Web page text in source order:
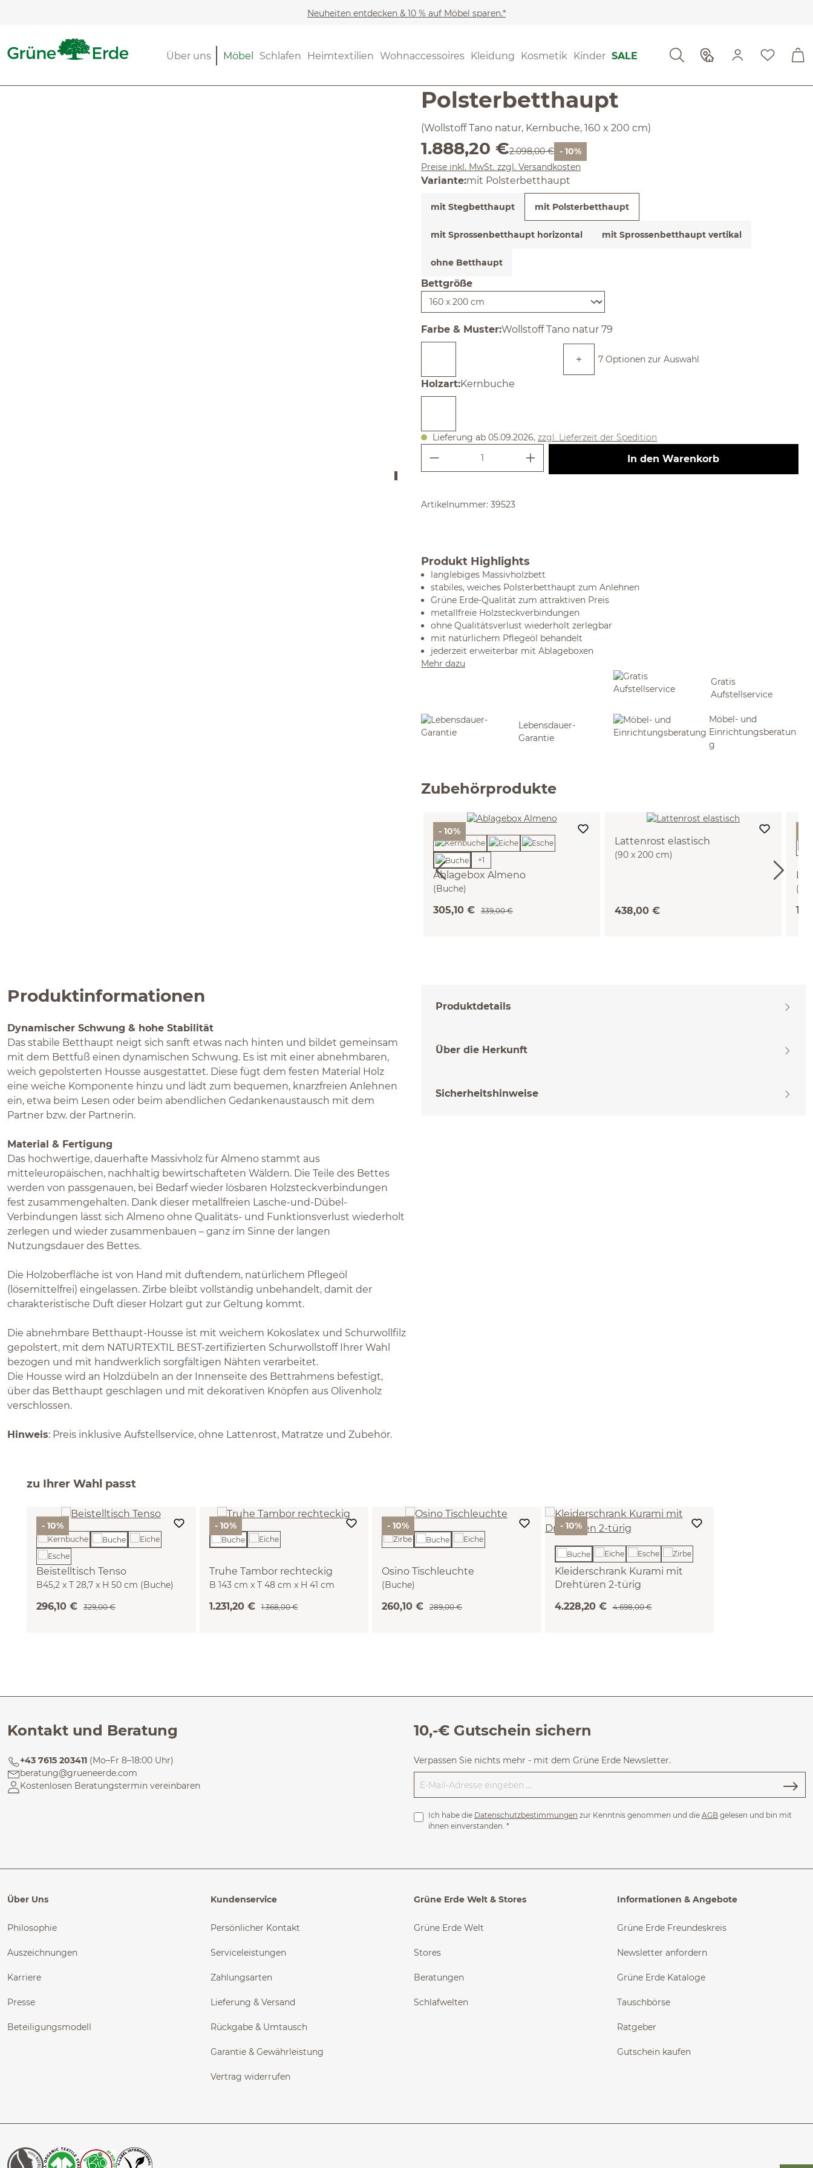
Neuheiten entdecken & 10 % auf Möbel sparen.*
Möbel Schlafen Heimtextilien Wohnaccessoires Kleidung Kosmetik Kinder SALE
Über uns (4.79) 28 Bewertungen
Polsterbetthaupt
(Wollstoff Tano natur, Kernbuche, 160 x 200 cm)
Verkaufspreis:
1.888,20 €Regulärer Preis:
2.098,00 € - 10%
Preise inkl. MwSt. zzgl. Versandkosten
Variante:mit Polsterbetthaupt
mit Stegbetthaupt mit Polsterbetthaupt
mit Sprossenbetthaupt horizontal mit Sprossenbetthaupt vertikal
ohne Betthaupt
Bettgröße
auswählen
Farbe & Musterauswählen
:Wollstoff Tano natur 79
7 Optionen zur Auswahl
Holzartauswählen
:Kernbuche
Lieferung ab 05.09.2026, zzgl. Lieferzeit der Spedition
Produkt Anzahl: Gib den gewünschten Wert ein
In den Warenkorb
Artikelnummer: 39523
Produkt Highlights
langlebiges Massivholzbett
stabiles, weiches Polsterbetthaupt zum Anlehnen
Grüne Erde-Qualität zum attraktiven Preis
metallfreie Holzsteckverbindungen
ohne Qualitätsverlust wiederholt zerlegbar
mit natürlichem Pflegeöl behandelt
jederzeit erweiterbar mit Ablageboxen
Mehr dazu
Gratis
Aufstellservice
Lebensdauer-
Garantie
Möbel- und
Einrichtungsberatun
g
Zubehörprodukte
- 10%
Ablagebox Almeno
(Buche)
+1
305,10 € 339,00 €
Lattenrost elastisch
(90 x 200 cm)
438,00 €
Produktinformationen
Dynamischer Schwung & hohe Stabilität
Das stabile Betthaupt neigt sich sanft etwas nach hinten und bildet gemeinsam
mit dem Bettfuß einen dynamischen Schwung. Es ist mit einer abnehmbaren,
weich gepolsterten Housse ausgestattet. Diese fügt dem festen Material Holz
eine weiche Komponente hinzu und lädt zum bequemen, knarzfreien Anlehnen
ein, etwa beim Lesen oder beim abendlichen Gedankenaustausch mit dem
Partner bzw. der Partnerin.
Material & Fertigung
Das hochwertige, dauerhafte Massivholz für Almeno stammt aus
mitteleuropäischen, nachhaltig bewirtschafteten Wäldern. Die Teile des Bettes
werden von passgenauen, bei Bedarf wieder lösbaren Holzsteckverbindungen
fest zusammengehalten. Dank dieser metallfreien Lasche-und-Dübel-
Verbindungen lässt sich Almeno ohne Qualitäts- und Funktionsverlust wiederholt
zerlegen und wieder zusammenbauen – ganz im Sinne der langen
Nutzungsdauer des Bettes.
Die Holzoberfläche ist von Hand mit duftendem, natürlichem Pflegeöl
(lösemittelfrei) eingelassen. Zirbe bleibt vollständig unbehandelt, damit der
charakteristische Duft dieser Holzart gut zur Geltung kommt.
Die abnehmbare Betthaupt-Housse ist mit weichem Kokoslatex und Schurwollfilz
gepolstert, mit dem NATURTEXTIL BEST-zertifizierten Schurwollstoff Ihrer Wahl
bezogen und mit handwerklich sorgfältigen Nähten verarbeitet.
Die Housse wird an Holzdübeln an der Innenseite des Bettrahmens befestigt,
über das Betthaupt geschlagen und mit dekorativen Knöpfen aus Olivenholz
verschlossen.
Hinweis: Preis inklusive Aufstellservice, ohne Lattenrost, Matratze und Zubehör.
Produktdetails
Über die Herkunft
Sicherheitshinweise
zu Ihrer Wahl passt
- 10%
Beistelltisch Tenso
B45,2 x T 28,7 x H 50 cm (Buche)
296,10 € 329,00 €
- 10%
Truhe Tambor rechteckig
B 143 cm x T 48 cm x H 41 cm
1.231,20 € 1.368,00 €
- 10%
Osino Tischleuchte
(Buche)
260,10 € 289,00 €
- 10%
Kleiderschrank Kurami mit
Drehtüren 2-türig
4.228,20 € 4.698,00 €
Kontakt und Beratung
+43 7615 203411 (Mo–Fr 8–18:00 Uhr)
beratung@grueneerde.com
Kostenlosen Beratungstermin vereinbaren
10,-€ Gutschein sichern
Verpassen Sie nichts mehr - mit dem Grüne Erde Newsletter.
Ich habe die Datenschutzbestimmungen zur Kenntnis genommen und die AGB gelesen und bin mit
ihnen einverstanden. *
Über Uns
Philosophie
Auszeichnungen
Karriere
Presse
Beteiligungsmodell
Kundenservice
Persönlicher Kontakt
Serviceleistungen
Zahlungsarten
Lieferung & Versand
Rückgabe & Umtausch
Garantie & Gewährleistung
Vertrag widerrufen
Grüne Erde Welt & Stores
Grüne Erde Welt
Stores
Beratungen
Schlafwelten
Informationen & Angebote
Grüne Erde Freundeskreis
Newsletter anfordern
Grüne Erde Kataloge
Tauschbörse
Ratgeber
Gutschein kaufen